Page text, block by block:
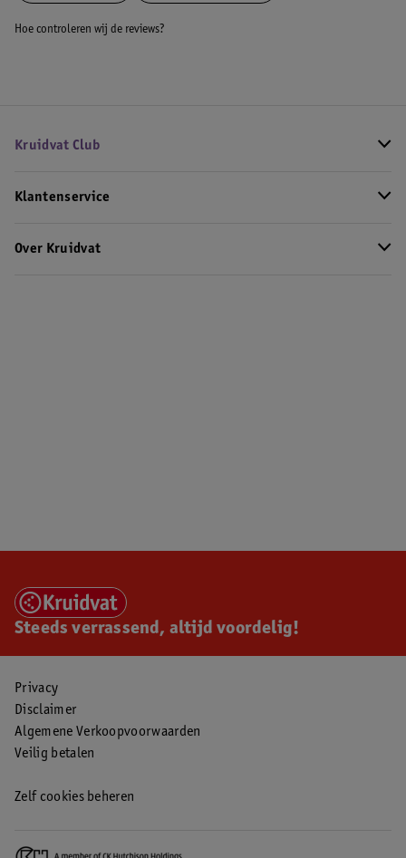
Hoe controleren wij de reviews?
Kruidvat Club
Klantenservice
Over Kruidvat
Steeds verrassend, altijd voordelig!
Privacy
Disclaimer
Algemene Verkoopvoorwaarden
Veilig betalen
Zelf cookies beheren